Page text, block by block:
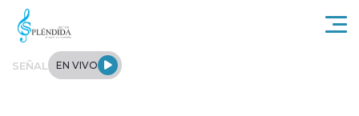
Click acá para ir directamente al contenido
SEÑAL EN VIVO